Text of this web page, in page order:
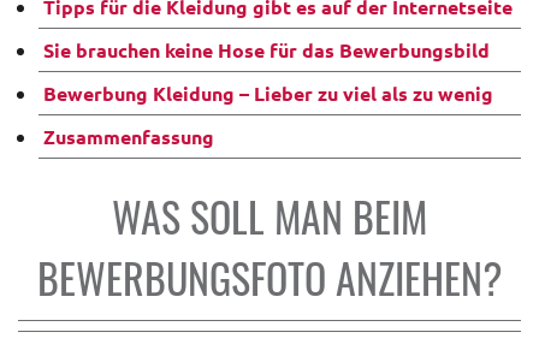
Tipps für die Kleidung gibt es auf der Internetseite
Sie brauchen keine Hose für das Bewerbungsbild
Bewerbung Kleidung – Lieber zu viel als zu wenig
Zusammenfassung
WAS SOLL MAN BEIM
BEWERBUNGSFOTO ANZIEHEN?